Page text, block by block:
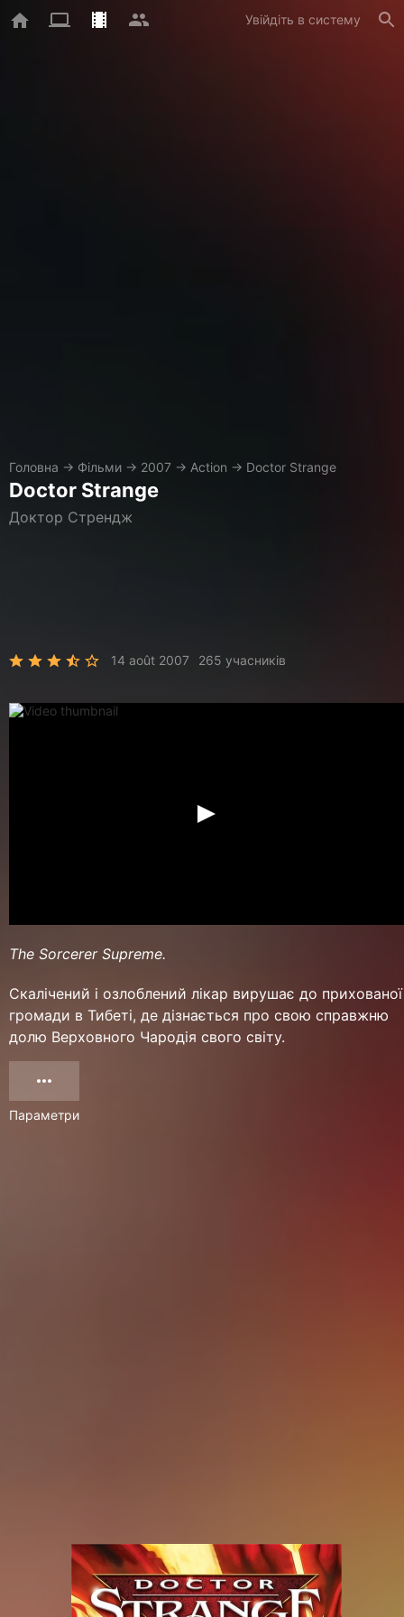
Увійдіть в систему
Головна → Фільми → 2007 → Action → Doctor Strange
Doctor Strange
Доктор Стрендж
14 août 2007 265 учасників
The Sorcerer Supreme.
Скалічений і озлоблений лікар вирушає до прихованої
громади в Тибеті, де дізнається про свою справжню
долю Верховного Чародія свого світу.
Параметри